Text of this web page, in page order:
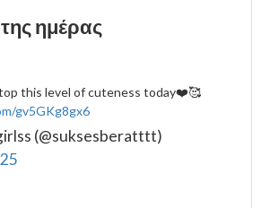
ημέρας
this level of cuteness today❤️🥰
gv5GKg8gx6
(@suksesberatttt)